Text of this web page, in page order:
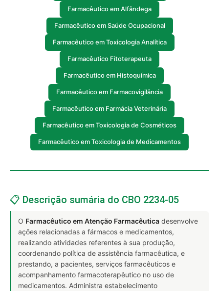
Farmacêutico em Alfândega
Farmacêutico em Saúde Ocupacional
Farmacêutico em Toxicologia Analítica
Farmacêutico Fitoterapeuta
Farmacêutico em Histoquímica
Farmacêutico em Farmacovigilância
Farmacêutico em Farmácia Veterinária
Farmacêutico em Toxicologia de Cosméticos
Farmacêutico em Toxicologia de Medicamentos
📋 Descrição sumária do CBO 2234-05
O Farmacêutico em Atenção Farmacêutica desenvolve
ações relacionadas a fármacos e medicamentos,
realizando atividades referentes à sua produção,
coordenando política de assistência farmacêutica, e
prestando, a pacientes, serviços farmacêuticos e
acompanhamento farmacoterapêutico no uso de
medicamentos. Administra estabelecimento